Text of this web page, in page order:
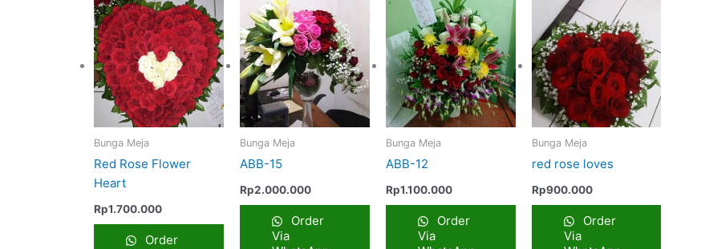
Bunga Meja
Red Rose Flower
Heart
Rp1.700.000
Order
Bunga Meja
ABB-15
Rp2.000.000
Order
Via
Bunga Meja
ABB-12
Rp1.100.000
Order
Via
Bunga Meja
red rose loves
Rp900.000
Order
Via